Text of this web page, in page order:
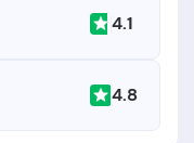
4.1
4.8